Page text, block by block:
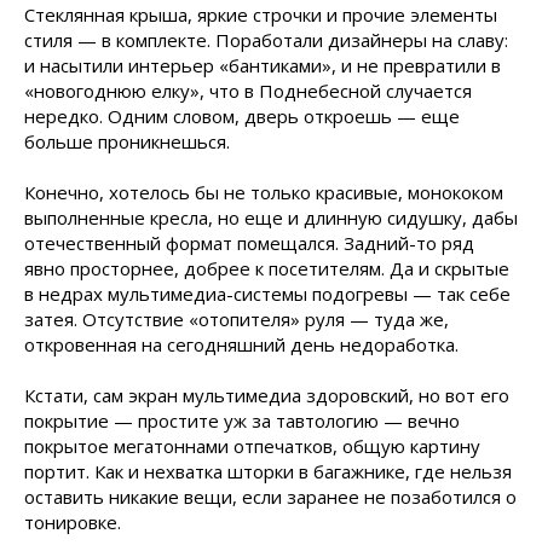
Стеклянная крыша, яркие строчки и прочие элементы
стиля — в комплекте. Поработали дизайнеры на славу:
и насытили интерьер «бантиками», и не превратили в
«новогоднюю елку», что в Поднебесной случается
нередко. Одним словом, дверь откроешь — еще
больше проникнешься.
Конечно, хотелось бы не только красивые, монококом
выполненные кресла, но еще и длинную сидушку, дабы
отечественный формат помещался. Задний-то ряд
явно просторнее, добрее к посетителям. Да и скрытые
в недрах мультимедиа-системы подогревы — так себе
затея. Отсутствие «отопителя» руля — туда же,
откровенная на сегодняшний день недоработка.
Кстати, сам экран мультимедиа здоровский, но вот его
покрытие — простите уж за тавтологию — вечно
покрытое мегатоннами отпечатков, общую картину
портит. Как и нехватка шторки в багажнике, где нельзя
оставить никакие вещи, если заранее не позаботился о
тонировке.